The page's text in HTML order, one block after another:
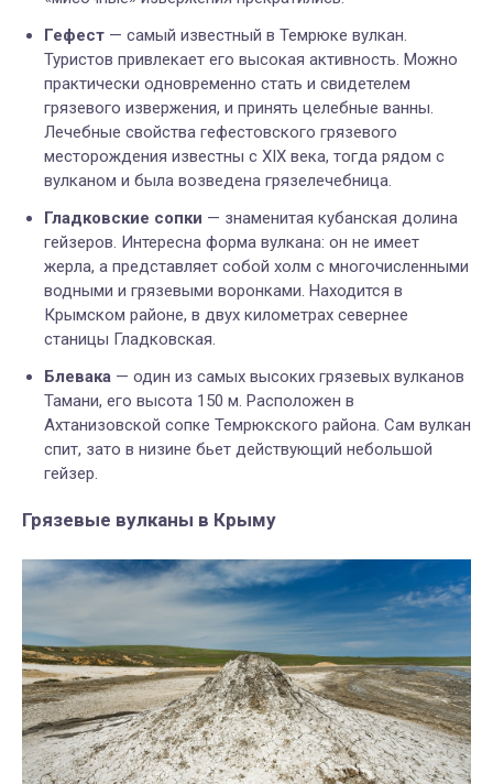
Гефест — самый известный в Темрюке вулкан.
Туристов привлекает его высокая активность. Можно
практически одновременно стать и свидетелем
грязевого извержения, и принять целебные ванны.
Лечебные свойства гефестовского грязевого
месторождения известны с XIX века, тогда рядом с
вулканом и была возведена грязелечебница.
Гладковские сопки — знаменитая кубанская долина
гейзеров. Интересна форма вулкана: он не имеет
жерла, а представляет собой холм с многочисленными
водными и грязевыми воронками. Находится в
Крымском районе, в двух километрах севернее
станицы Гладковская.
Блевака — один из самых высоких грязевых вулканов
Тамани, его высота 150 м. Расположен в
Ахтанизовской сопке Темрюкского района. Сам вулкан
спит, зато в низине бьет действующий небольшой
гейзер.
Грязевые вулканы в Крыму